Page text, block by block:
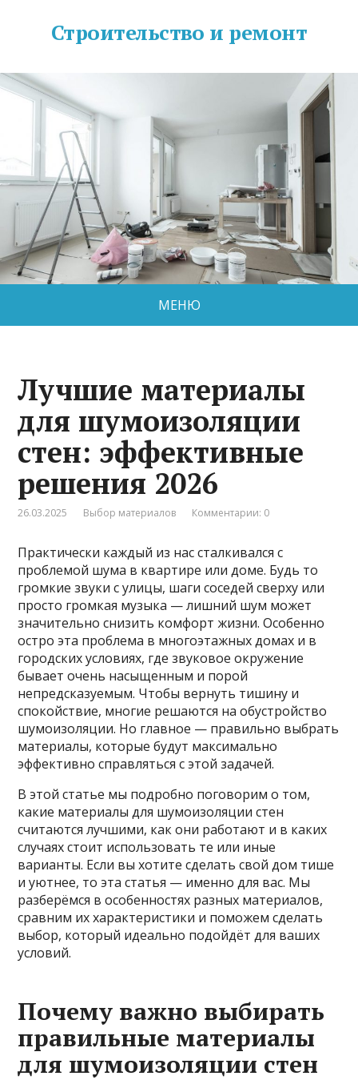
Строительство и ремонт
МЕНЮ
Лучшие материалы
для шумоизоляции
стен: эффективные
решения 2026
26.03.2025 Выбор материалов Комментарии: 0
Практически каждый из нас сталкивался с
проблемой шума в квартире или доме. Будь то
громкие звуки с улицы, шаги соседей сверху или
просто громкая музыка — лишний шум может
значительно снизить комфорт жизни. Особенно
остро эта проблема в многоэтажных домах и в
городских условиях, где звуковое окружение
бывает очень насыщенным и порой
непредсказуемым. Чтобы вернуть тишину и
спокойствие, многие решаются на обустройство
шумоизоляции. Но главное — правильно выбрать
материалы, которые будут максимально
эффективно справляться с этой задачей.
В этой статье мы подробно поговорим о том,
какие материалы для шумоизоляции стен
считаются лучшими, как они работают и в каких
случаях стоит использовать те или иные
варианты. Если вы хотите сделать свой дом тише
и уютнее, то эта статья — именно для вас. Мы
разберёмся в особенностях разных материалов,
сравним их характеристики и поможем сделать
выбор, который идеально подойдёт для ваших
условий.
Почему важно выбирать
правильные материалы
для шумоизоляции стен